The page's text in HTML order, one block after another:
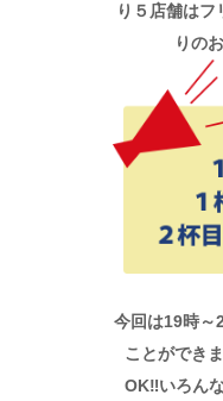
り５店舗はフ
りの
今回は19時～
ことができ
OK‼いろん